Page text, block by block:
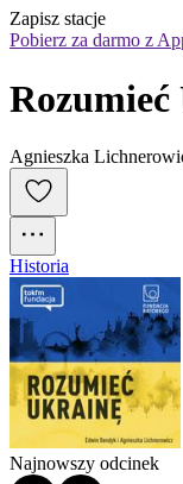
Zapisz stacje
Pobierz za darmo z
Agnieszka
Historia
Najnowszy odcinek